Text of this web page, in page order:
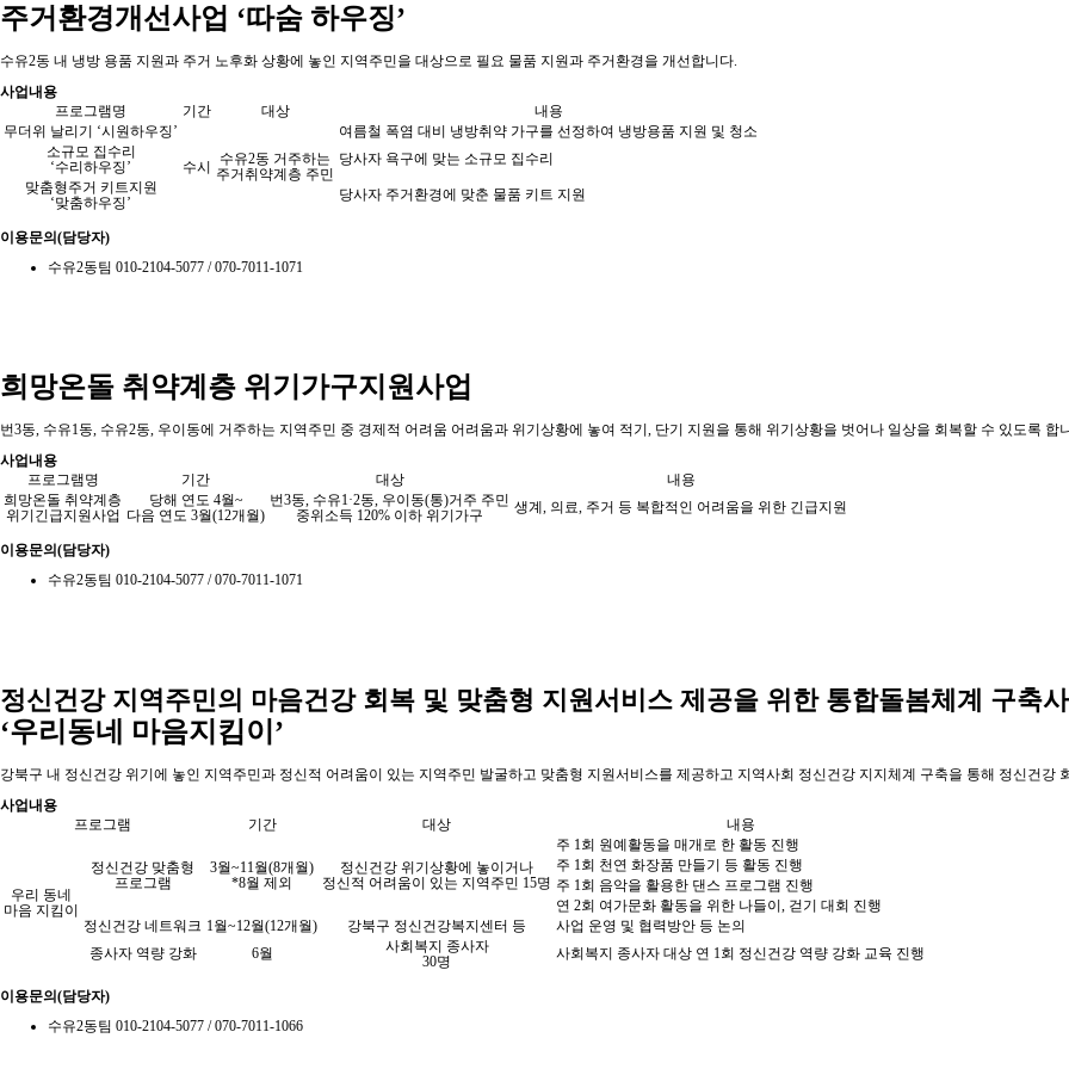
주거환경개선사업 ‘따숨 하우징’
수유2동 내 냉방 용품 지원과 주거 노후화 상황에 놓인 지역주민을 대상으로 필요 물품 지원과 주거환경을 개선합니다.
사업내용
프로그램명
기간 대상
내용
무더위 날리기 ‘시원하우징’
수시
수유2동 거주하는
주거취약계층 주민
여름철 폭염 대비 냉방취약 가구를 선정하여 냉방용품 지원 및 청소
소규모 집수리
‘수리하우징’
당사자 욕구에 맞는 소규모 집수리
맞춤형주거 키트지원
‘맞춤하우징’
당사자 주거환경에 맞춘 물품 키트 지원
이용문의(담당자)
수유2동팀 010-2104-5077 / 070-7011-1071
희망온돌 취약계층 위기가구지원사업
번3동, 수유1동, 수유2동, 우이동에 거주하는 지역주민 중 경제적 어려움 어려움과 위기상황에 놓여 적기, 단기 지원을 통해 위기상황을 벗어나 일상을 회복할 수 있도록 합
사업내용
프로그램명
기간 대상
내용
희망온돌 취약계층
위기긴급지원사업
당해 연도 4월~
다음 연도 3월(12개월)
번3동, 수유1·2동, 우이동(통)거주 주민
중위소득 120% 이하 위기가구
생계, 의료, 주거 등 복합적인 어려움을 위한 긴급지원
이용문의(담당자)
수유2동팀 010-2104-5077 / 070-7011-1071
정신건강 지역주민의 마음건강 회복 및 맞춤형 지원서비스 제공을 위한 통합돌봄체계 구축
‘우리동네 마음지킴이’
강북구 내 정신건강 위기에 놓인 지역주민과 정신적 어려움이 있는 지역주민 발굴하고 맞춤형 지원서비스를 제공하고 지역사회 정신건강 지지체계 구축을 통해 정신건강
사업내용
프로그램
기간 대상 내용
우리 동네
마음 지킴이
정신건강 맞춤형
프로그램
3월~11월(8개월)
*8월 제외
정신건강 위기상황에 놓이거나
정신적 어려움이 있는 지역주민 15명
주 1회 원예활동을 매개로 한 활동 진행
주 1회 천연 화장품 만들기 등 활동 진행
주 1회 음악을 활용한 댄스 프로그램 진행
연 2회 여가문화 활동을 위한 나들이, 걷기 대회 진행
정신건강 네트워크 1월~12월(12개월) 강북구 정신건강복지센터 등
사업 운영 및 협력방안 등 논의
종사자 역량 강화 6월
사회복지 종사자
30명
사회복지 종사자 대상 연 1회 정신건강 역량 강화 교육 진행
이용문의(담당자)
수유2동팀 010-2104-5077 / 070-7011-1066